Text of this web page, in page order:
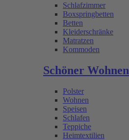
Schlafzimmer
Boxspringbetten
Betten
Kleiderschränke
Matratzen
Kommoden
Schöner Wohnen
Polster
Wohnen
Speisen
Schlafen
Teppiche
Heimtextilien